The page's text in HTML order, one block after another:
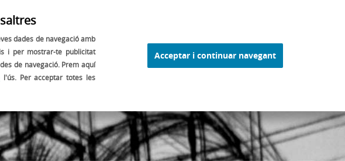
dades de navegació amb
i per mostrar-te publicitat
de navegació. Prem aquí
l'ús. Per acceptar totes les
Acceptar i continuar navegant